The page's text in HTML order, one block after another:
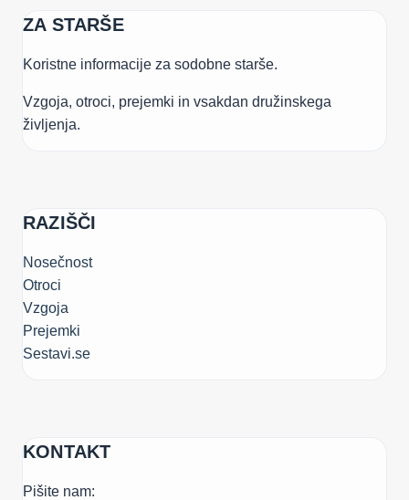
ZA STARŠE
Koristne informacije za sodobne starše.
Vzgoja, otroci, prejemki in vsakdan družinskega
življenja.
RAZIŠČI
Nosečnost
Otroci
Vzgoja
Prejemki
Sestavi.se
KONTAKT
Pišite nam: